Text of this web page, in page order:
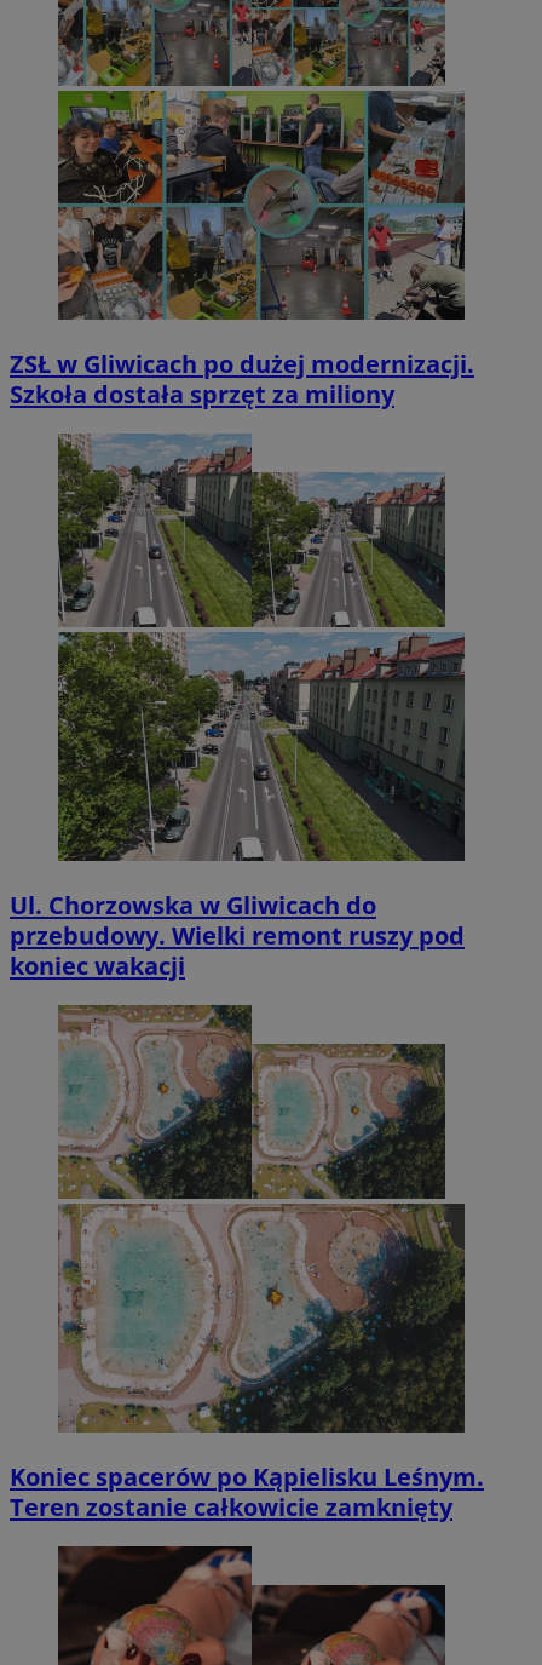
ZSŁ w Gliwicach po dużej modernizacji.
Szkoła dostała sprzęt za miliony
Ul. Chorzowska w Gliwicach do
przebudowy. Wielki remont ruszy pod
koniec wakacji
Koniec spacerów po Kąpielisku Leśnym.
Teren zostanie całkowicie zamknięty